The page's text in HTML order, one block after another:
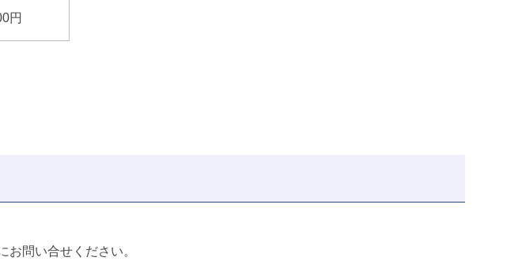
円
問い合せください。